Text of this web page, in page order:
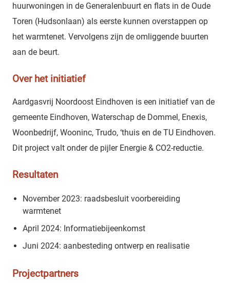
huurwoningen in de Generalenbuurt en flats in de Oude
Toren (Hudsonlaan) als eerste kunnen overstappen op
het warmtenet. Vervolgens zijn de omliggende buurten
aan de beurt.
Over het initiatief
Aardgasvrij Noordoost Eindhoven is een initiatief van de
gemeente Eindhoven, Waterschap de Dommel, Enexis,
Woonbedrijf, Wooninc, Trudo, ‘thuis en de TU Eindhoven.
Dit project valt onder de pijler Energie & CO2-reductie.
Resultaten
November 2023: raadsbesluit voorbereiding
warmtenet
April 2024: Informatiebijeenkomst
Juni 2024: aanbesteding ontwerp en realisatie
Projectpartners